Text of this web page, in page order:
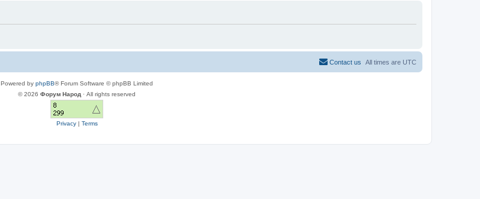
All times are UTC
Contact us
Powered by phpBB® Forum Software © phpBB Limited
© 2026 Форум Народ · All rights reserved
Privacy| Terms